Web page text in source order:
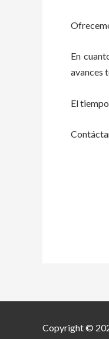
En
avances
El
Copyright ©